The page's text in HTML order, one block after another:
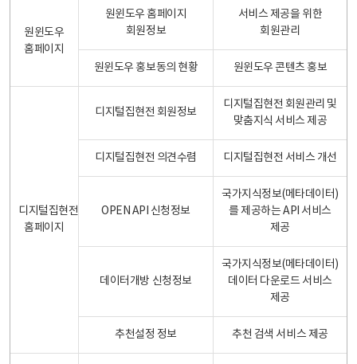
원윈도우
홈페이지
원윈도우 홈페이지
회원정보
서비스 제공을 위한
회원관리
원윈도우 홍보동의 현황 원윈도우 콘텐츠 홍보
디지털집현전
홈페이지
디지털집현전 회원정보
디지털집현전 회원관리 및
맞춤지식 서비스 제공
디지털집현전 의견수렴 디지털집현전 서비스 개선
OPEN API 신청정보
국가지식정보(메타데이터)
를 제공하는 API 서비스
제공
데이터개방 신청정보
국가지식정보(메타데이터)
데이터 다운로드 서비스
제공
추천설정 정보 추천 검색 서비스 제공